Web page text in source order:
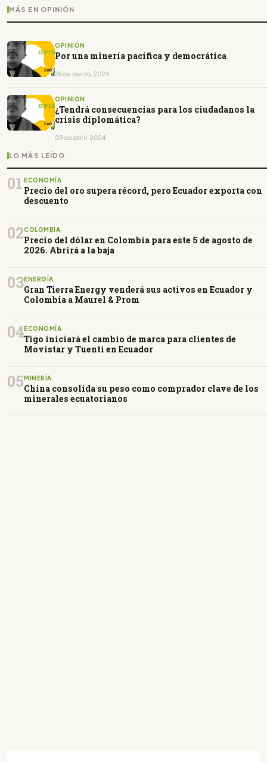
MÁS EN OPINIÓN
OPINIÓN
Por una minería pacífica y democrática
26 de marzo, 2024
OPINIÓN
¿Tendrá consecuencias para los ciudadanos la
crisis diplomática?
09 de abril, 2024
LO MÁS LEÍDO
01 ECONOMÍA
Precio del oro supera récord, pero Ecuador exporta con
descuento
02COLOMBIA
Precio del dólar en Colombia para este 5 de agosto de
2026. Abrirá a la baja
03ENERGÍA
Gran Tierra Energy venderá sus activos en Ecuador y
Colombia a Maurel & Prom
04ECONOMÍA
Tigo iniciará el cambio de marca para clientes de
Movistar y Tuenti en Ecuador
05MINERÍA
China consolida su peso como comprador clave de los
minerales ecuatorianos